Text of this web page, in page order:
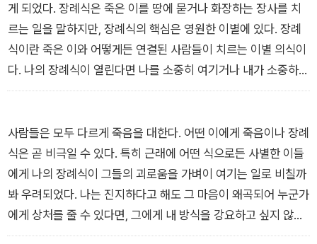
게 되었다. 장례식은 죽은 이를 땅에 묻거나 화장하는 장사를 치
르는 일을 말하지만, 장례식의 핵심은 영원한 이별에 있다. 장례
식이란 죽은 이와 어떻게든 연결된 사람들이 치르는 이별 의식이
다. 나의 장례식이 열린다면 나를 소중히 여기거나 내가 소중하게
생각하는 이들이 올 테다. 하얀 꽃 한 송이를 건네며 인사할 것이
칠 뿐이다. _「장례식을 올리자」 중에서
사람들은 모두 다르게 죽음을 대한다. 어떤 이에게 죽음이나 장례
식은 곧 비극일 수 있다. 특히 근래에 어떤 식으로든 사별한 이들
에게 나의 장례식이 그들의 괴로움을 가벼이 여기는 일로 비칠까
봐 우려되었다. 나는 진지하다고 해도 그 마음이 왜곡되어 누군가
에게 상처를 줄 수 있다면, 그에게 내 방식을 강요하고 싶지 않았
다. _「누구를 초대할까」 중에서